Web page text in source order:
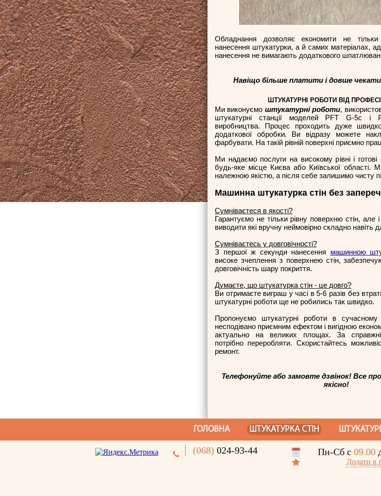
Обладнання дозволяє економити не
нанесення штукатурки, а й самих матеріалах,
нанесення не вимагають додаткового
Навіщо більше платити і довше
ШТУКАТУРНІ РОБОТИ ВІД
Ми виконуємо штукатурні роботи,
штукатурні станції моделей PFT G-5с і
виробництва. Процес проходить дуже швидко
додаткової обробки. Ви відразу можете
фарбувати. На такій рівній поверхні приємно
Ми надаємо послуги на високому рівні і готові
будь-яке місце Києва або Київської області.
належною якістю, а після себе залишимо чисту
Машинна штукатурка стін без
Сумніваєтеся в якості?
Гарантуємо не тільки рівну поверхню стін, але
виводити які вручну неймовірно складно навіть
Сумніваєтесь у довговічності?
З першої ж секунди нанесення машинною
високе зчеплення з поверхнею стін,
довговічність шару покриття.
Думаєте, що штукатурка стін - це довго?
Ви отримаєте виграш у часі в 5-6 разів без
штукатурні роботи ще не робились так швидко.
Пропонуємо штукатурні роботи в сучасному
несподівано приємним ефектом і вигідною
актуально на великих площах. За
потрібно переробляти. Скористайтесь
ремонт.
Телефонуйте або замовте дзвінок! Все
якісно!
ГОЛОВНА ШТУКАТУРКА СТІН
(068) 024-93-44 Пн-Сб с 09.00
Додати в